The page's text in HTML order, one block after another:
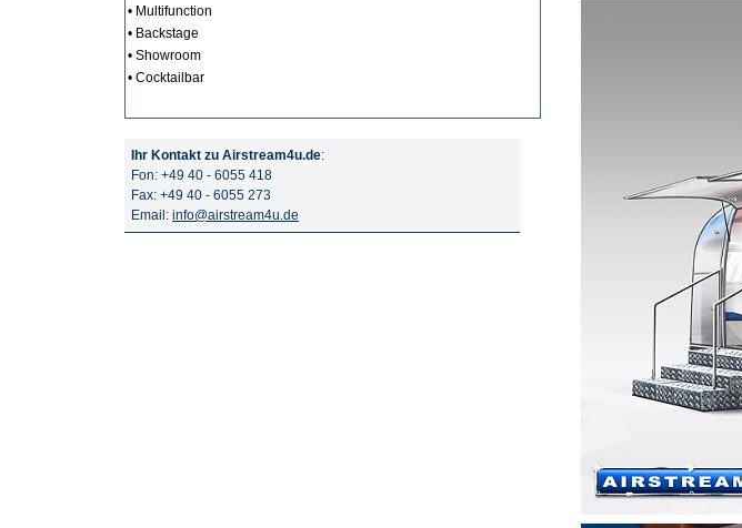
• Multifunction
• Backstage
• Showroom
• Cocktailbar
Ihr Kontakt zu Airstream4u.de:
Fon: +49 40 - 6055 418
Fax: +49 40 - 6055 273
Email: info@airstream4u.de